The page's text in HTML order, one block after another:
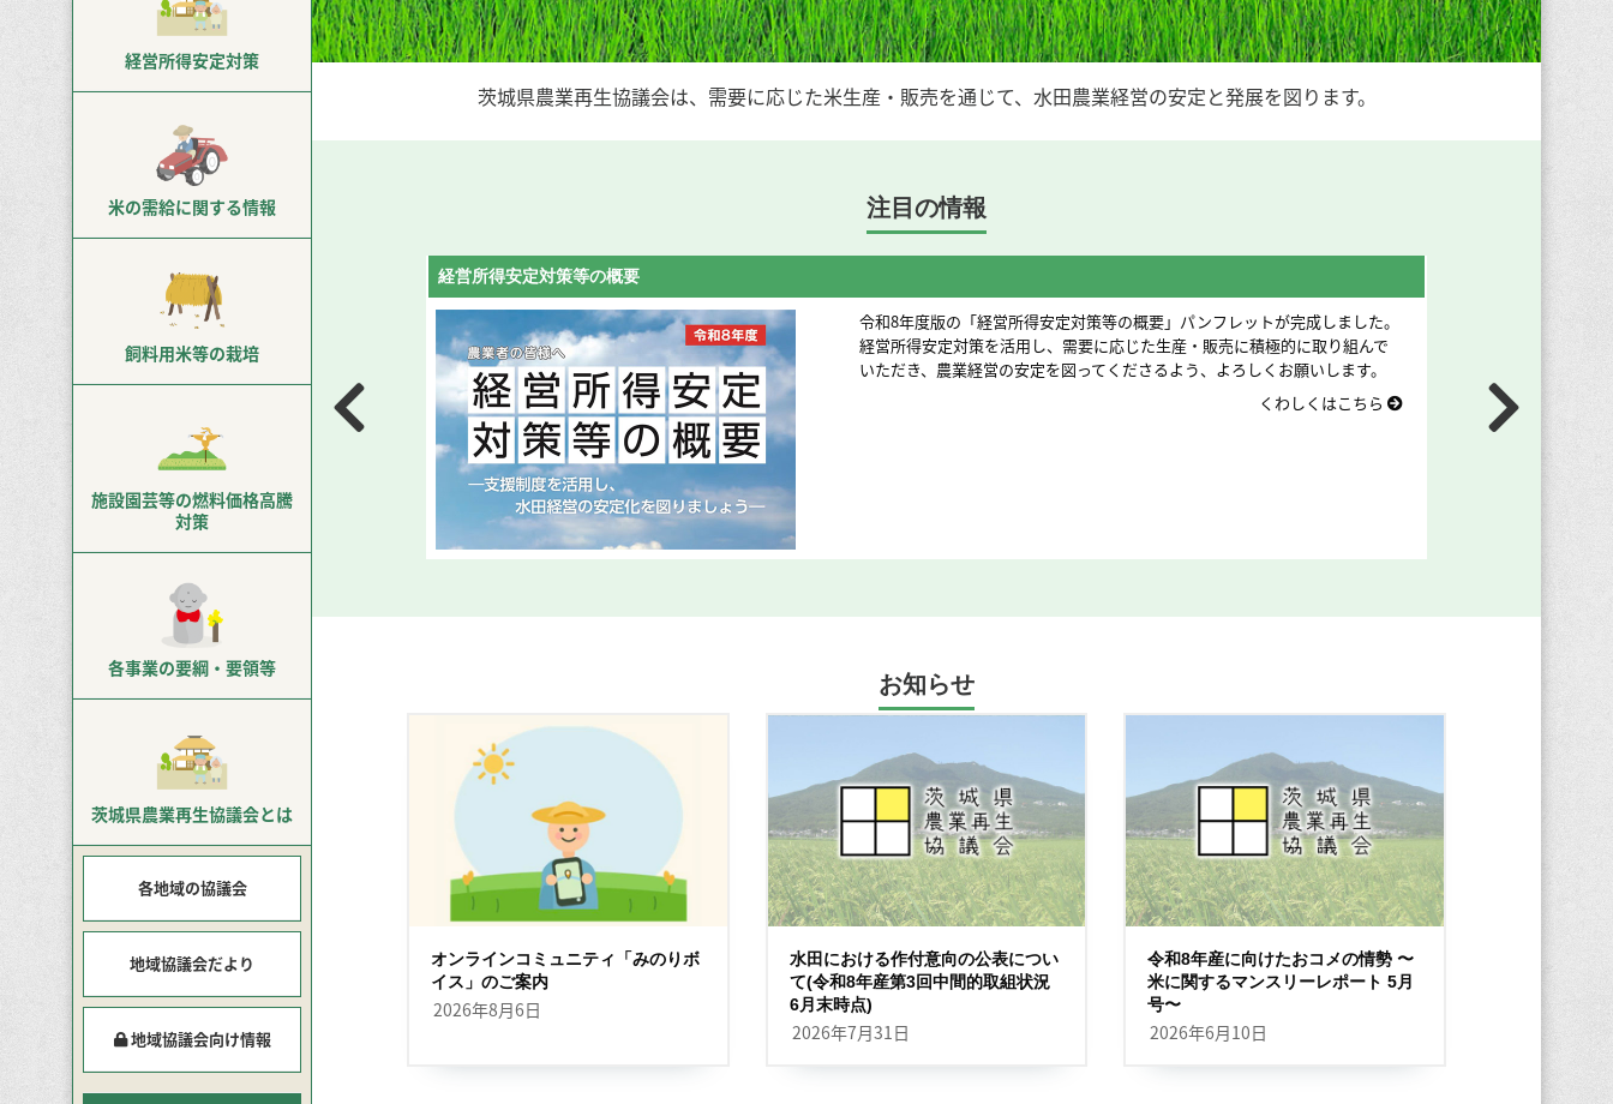
経営所得安定対策
米の需給に関する情報
飼料用米等の栽培
施設園芸等の燃料価格高騰
対策
各事業の要綱・要領等
茨城県農業再生協議会とは
各地域の協議会
地域協議会だより
地域協議会向け情報
茨城県農業再生協議会は、需要に応じた米生産・販売を通じて、水田農業経営の安定と発展を図ります。
注目の情報
定対策等の概要」パンフレットが完成しました。
需要に応じた生産・販売に積極的に取り組んで
図ってくださるよう、よろしくお願いします。
くわしくはこちら
令和8年産米の市町村別の生産数量目標に相当する数値等について
国では「米穀の需給及び価格の安定に関する基本指針」を令和7年10月31日に
公表し、幅をもって推計した令和8/9年主食用米等需要量の上位値である711
万トンを、需要に応じた生産量として、令和8年産主食用米等生産量見通しを
お知らせ
オンラインコミュニティ「みのりボ
イス」のご案内
2026年8月6日
水田における作付意向の公表につい
て(令和8年産第3回中間的取組状況
6月末時点)
2026年7月31日
令和8年産に向けたおコメの情勢 〜
米に関するマンスリーレポート 5月
号〜
2026年6月10日